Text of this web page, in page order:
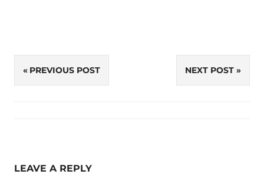
Artikkelien
selaus
PREVIOUS POST NEXT POST
LEAVE A REPLY